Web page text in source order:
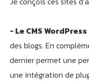
- Le CMS WordPress
des blogs. En
dernier permet une
une intégration de